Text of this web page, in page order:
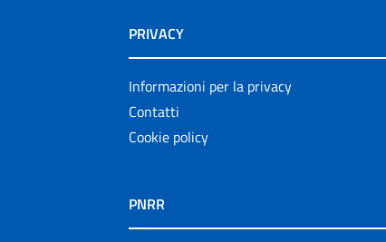
PRIVACY
Informazioni per la privacy
Contatti
Cookie policy
PNRR